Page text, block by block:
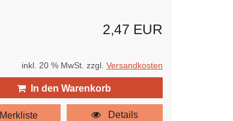
2,47 EUR
inkl. 20 % MwSt. zzgl. Versandkosten
In den Warenkorb
Merkliste Details